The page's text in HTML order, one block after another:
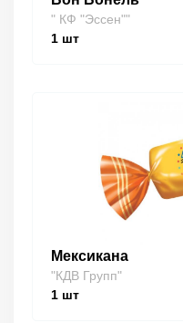
" КФ "Эссен""
1 шт
Мексикана
"КДВ Групп"
1 шт